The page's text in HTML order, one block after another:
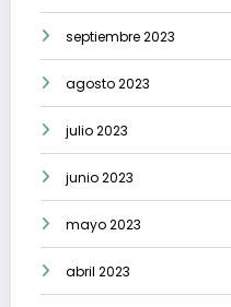
septiembre 2023
agosto 2023
julio 2023
junio 2023
mayo 2023
abril 2023